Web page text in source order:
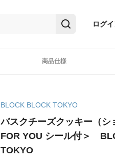
ログ
商品仕様
BLOCK BLOCK TOKYO
バスクチーズクッキー（シ
FOR YOU シール付＞
TOKYO